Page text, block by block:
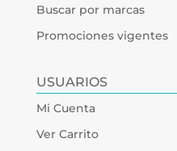
Buscar por marcas
Promociones vigentes
USUARIOS
Mi Cuenta
Ver Carrito